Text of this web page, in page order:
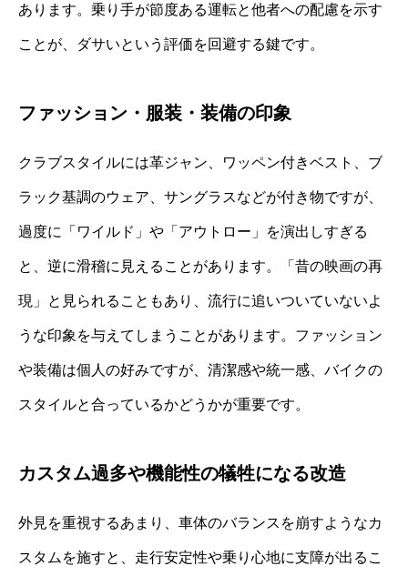
あります。乗り手が節度ある運転と他者への配慮を示す
ことが、ダサいという評価を回避する鍵です。
ファッション・服装・装備の印象
クラブスタイルには革ジャン、ワッペン付きベスト、ブ
ラック基調のウェア、サングラスなどが付き物ですが、
過度に「ワイルド」や「アウトロー」を演出しすぎる
と、逆に滑稽に見えることがあります。「昔の映画の再
現」と見られることもあり、流行に追いついていないよ
うな印象を与えてしまうことがあります。ファッション
や装備は個人の好みですが、清潔感や統一感、バイクの
スタイルと合っているかどうかが重要です。
カスタム過多や機能性の犠牲になる改造
外見を重視するあまり、車体のバランスを崩すようなカ
スタムを施すと、走行安定性や乗り心地に支障が出るこ